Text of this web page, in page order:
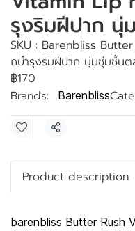
รุงริมฝีปาก
SKU : Barenbliss
กบำรุงริมฝีปาก นุ่มชุ่มชื้น
฿170
Brands:
Barenbliss
Share
Product description
barenbliss Butter Rush